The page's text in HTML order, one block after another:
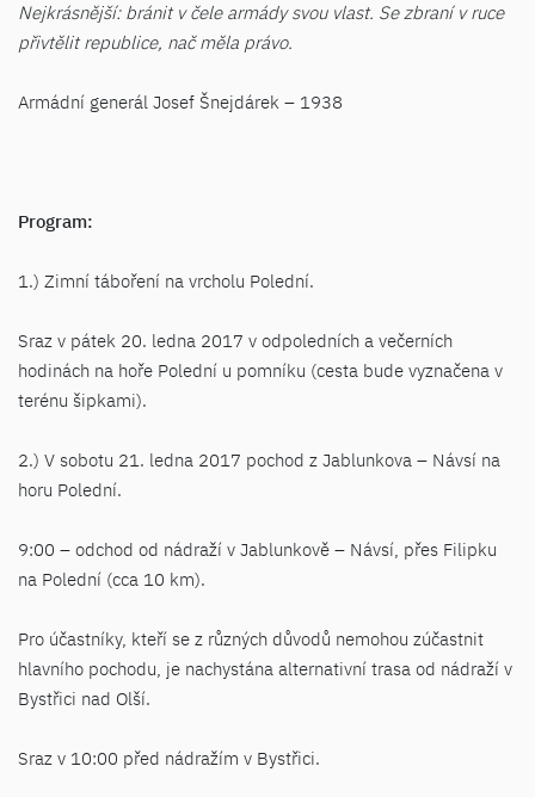
Nejkrásnější: bránit v čele armády svou vlast. Se zbraní v ruce
přivtělit republice, nač měla právo.
Armádní generál Josef Šnejdárek – 1938
Program:
1.) Zimní táboření na vrcholu Polední.
Sraz v pátek 20. ledna 2017 v odpoledních a večerních
hodinách na hoře Polední u pomníku (cesta bude vyznačena v
terénu šipkami).
2.) V sobotu 21. ledna 2017 pochod z Jablunkova – Návsí na
horu Polední.
9:00 – odchod od nádraží v Jablunkově – Návsí, přes Filipku
na Polední (cca 10 km).
Pro účastníky, kteří se z různých důvodů nemohou zúčastnit
hlavního pochodu, je nachystána alternativní trasa od nádraží v
Bystřici nad Olší.
Sraz v 10:00 před nádražím v Bystřici.